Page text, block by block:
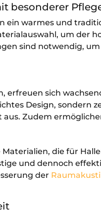
besonderer
ein warmes und
um der
sind notwendig,
erfreuen sich
Design, sondern
Zudem
die für
und dennoch
der